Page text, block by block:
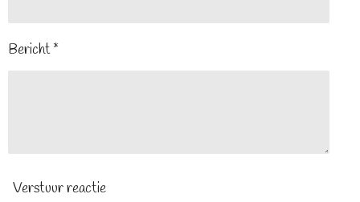
Bericht *
Verstuur reactie